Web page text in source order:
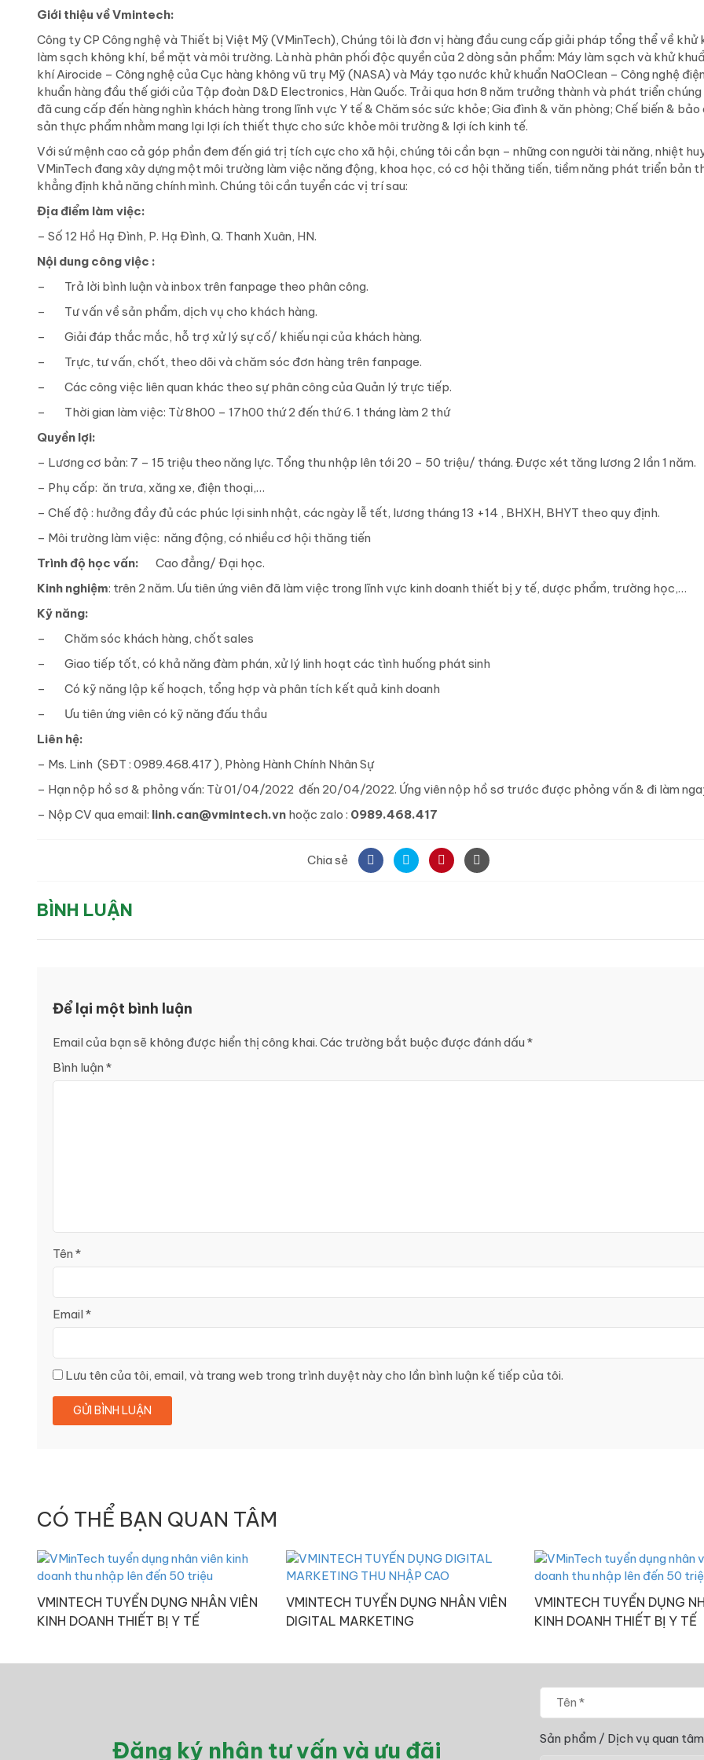
Giới thiệu về Vmintech:
Công ty CP Công nghệ và Thiết bị Việt Mỹ (VMinTech), Chúng tôi là đơn vị hàng đầu cung cấp giải pháp tổng thể về khử
làm sạch không khí, bề mặt và môi trường. Là nhà phân phối độc quyền của 2 dòng sản phẩm: Máy làm sạch và khử
khí Airocide – Công nghệ của Cục hàng không vũ trụ Mỹ (NASA) và Máy tạo nước khử khuẩn NaOClean – Công nghệ
khuẩn hàng đầu thế giới của Tập đoàn D&D Electronics, Hàn Quốc. Trải qua hơn 8 năm trưởng thành và phát triển
đã cung cấp đến hàng nghìn khách hàng trong lĩnh vực Y tế & Chăm sóc sức khỏe; Gia đình & văn phòng; Chế biến & bảo
sản thực phẩm nhằm mang lại lợi ích thiết thực cho sức khỏe môi trường & lợi ích kinh tế.
Với sứ mệnh cao cả góp phần đem đến giá trị tích cực cho xã hội, chúng tôi cần bạn – những con người tài năng, nhiệt
VMinTech đang xây dựng một môi trường làm việc năng động, khoa học, có cơ hội thăng tiến, tiềm năng phát triển bản
khẳng định khả năng chính mình. Chúng tôi cần tuyển các vị trí sau:
Địa điểm làm việc:
– Số 12 Hồ Hạ Đình, P. Hạ Đình, Q. Thanh Xuân, HN.
Nội dung công việc :
– Trả lời bình luận và inbox trên fanpage theo phân công.
– Tư vấn về sản phẩm, dịch vụ cho khách hàng.
– Giải đáp thắc mắc, hỗ trợ xử lý sự cố/ khiếu nại của khách hàng.
– Trực, tư vấn, chốt, theo dõi và chăm sóc đơn hàng trên fanpage.
– Các công việc liên quan khác theo sự phân công của Quản lý trực tiếp.
– Thời gian làm việc: Từ 8h00 – 17h00 thứ 2 đến thứ 6. 1 tháng làm 2 thứ
Quyền lợi:
– Lương cơ bản: 7 – 15 triệu theo năng lực. Tổng thu nhập lên tới 20 – 50 triệu/ tháng. Được xét tăng lương 2 lần 1 năm.
– Phụ cấp: ăn trưa, xăng xe, điện thoại,…
– Chế độ : hưởng đầy đủ các phúc lợi sinh nhật, các ngày lễ tết, lương tháng 13 +14 , BHXH, BHYT theo quy định.
– Môi trường làm việc: năng động, có nhiều cơ hội thăng tiến
Trình độ học vấn: Cao đẳng/ Đại học.
Kinh nghiệm: trên 2 năm. Ưu tiên ứng viên đã làm việc trong lĩnh vực kinh doanh thiết bị y tế, dược phẩm, trường học,…
Kỹ năng:
– Chăm sóc khách hàng, chốt sales
– Giao tiếp tốt, có khả năng đàm phán, xử lý linh hoạt các tình huống phát sinh
– Có kỹ năng lập kế hoạch, tổng hợp và phân tích kết quả kinh doanh
– Ưu tiên ứng viên có kỹ năng đấu thầu
Liên hệ:
– Ms. Linh (SĐT : 0989.468.417 ), Phòng Hành Chính Nhân Sự
– Hạn nộp hồ sơ & phỏng vấn: Từ 01/04/2022 đến 20/04/2022. Ứng viên nộp hồ sơ trước được phỏng vấn & đi làm
– Nộp CV qua email: linh.can@vmintech.vn hoặc zalo : 0989.468.417
Chia sẻ
BÌNH LUẬN
Để lại một bình luận
Email của bạn sẽ không được hiển thị công khai. Các trường bắt buộc được đánh dấu *
Bình luận *
Tên *
Email*
Lưu tên của tôi, email, và trang web trong trình duyệt này cho lần bình luận kế tiếp của tôi.
CÓ THỂ BẠN QUAN TÂM
VMINTECH TUYỂN DỤNG NHÂN VIÊN
KINH DOANH THIẾT BỊ Y TẾ
VMINTECH TUYỂN DỤNG NHÂN VIÊN
DIGITAL MARKETING
VMINTECH TUYỂN DỤNG
KINH DOANH THIẾT BỊ Y TẾ
Đăng ký nhận tư vấn và ưu đãi Sản phẩm / Dịch vụ quan tâm